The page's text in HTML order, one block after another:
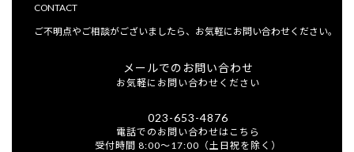
CONTACT
ご不明点やご相談がございましたら、お気軽にお問い合わせください。
メールでのお問い合わせ
お気軽にお問い合わせください
023-653-4876
電話でのお問い合わせはこちら
受付時間 8:00～17:00（土日祝を除く）